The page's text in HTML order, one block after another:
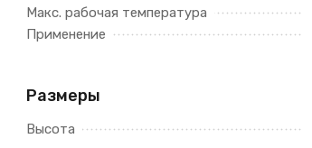
Макс. рабочая температура
Применение
Размеры
Высота